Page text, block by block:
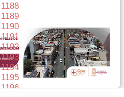
1188
1189
1190
1191
1192
1193
1194
1195
1196